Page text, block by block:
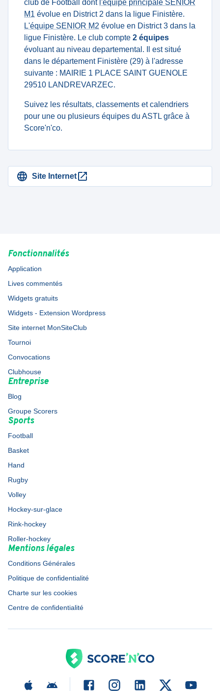
club de Football dont l'équipe principale SENIOR
M1 évolue en District 2 dans la ligue Finistère.
L'équipe SENIOR M2 évolue en District 3 dans la
ligue Finistère. Le club compte 2 équipes
évoluant au niveau departemental. Il est situé
dans le département Finistère (29) à l'adresse
suivante : MAIRIE 1 PLACE SAINT GUENOLE
29510 LANDREVARZEC.
Suivez les résultats, classements et calendriers
pour une ou plusieurs équipes du ASTL grâce à
Score'n'co.
Site Internet
Fonctionnalités
Application
Lives commentés
Widgets gratuits
Widgets - Extension Wordpress
Site internet MonSiteClub
Tournoi
Convocations
Clubhouse
Entreprise
Blog
Groupe Scorers
Sports
Football
Basket
Hand
Rugby
Volley
Hockey-sur-glace
Rink-hockey
Roller-hockey
Mentions légales
Conditions Générales
Politique de confidentialité
Charte sur les cookies
Centre de confidentialité